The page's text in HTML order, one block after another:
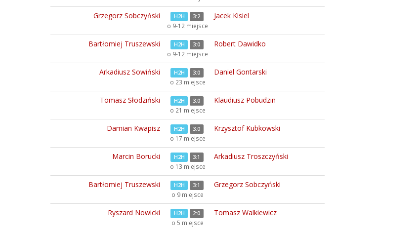
Grzegorz Sobczyński H2H 3:2 Jacek Kisiel
o 9-12 miejsce
Bartłomiej Truszewski H2H 3:0 Robert Dawidko
o 9-12 miejsce
Arkadiusz Sowiński H2H 3:0 Daniel Gontarski
o 23 miejsce
Tomasz Słodziński H2H 3:0 Klaudiusz Pobudzin
o 21 miejsce
Damian Kwapisz H2H 3:0 Krzysztof Kubkowski
o 17 miejsce
Marcin Borucki H2H 3:1 Arkadiusz Troszczyński
o 13 miejsce
Bartłomiej Truszewski H2H 3:1 Grzegorz Sobczyński
o 9 miejsce
Ryszard Nowicki H2H 2:0 Tomasz Walkiewicz
o 5 miejsce